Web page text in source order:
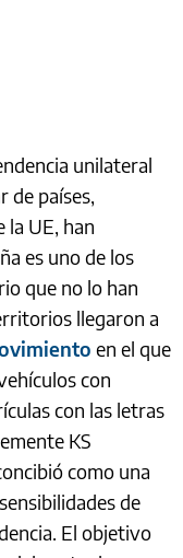
unilateral
de países,
la UE, han
es uno de los
que no lo han
llegaron a
en el que
con
con las letras
KS
como una
de
El objetivo